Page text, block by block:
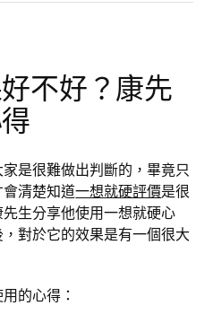
不好？康先
是很難做出判斷的，畢竟只
清楚知道一想就硬評價是很
生分享他使用一想就硬心
對於它的效果是有一個很大
的心得：